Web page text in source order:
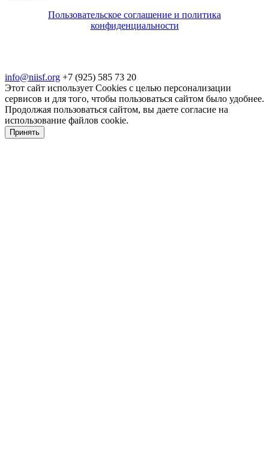
Пользовательское соглашение и политика
конфиденциальности
info@niisf.org +7 (925) 585 73 20
Этот сайт использует Cookies с целью персонализации
сервисов и для того, чтобы пользоваться сайтом было удобнее.
Продолжая пользоваться сайтом, вы даете согласие на
использование файлов cookie.
Принять